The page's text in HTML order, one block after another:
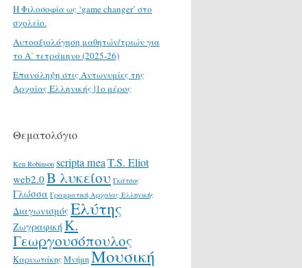
H Φιλοσοφία ως ‘game changer’ στο
σχολείο.
Αυτοαξιολόγηση μαθητών/τριών για
το Α΄ τετράμηνο (2025-26)
Επανάληψη στις Αντωνυμίες της
Αρχαίας Ελληνικής |1ο μέρος
Θεματολόγιο
Ken Robinson scripta meaT.S. Eliot
web2.0 Β λυκείου Γκάτσος
Γλώσσα Γραμματική Αρχαίας Ελληνικής
ΔιαγωνισμόςΕλύτης
Ζωγραφική Κ.
Γεωργουσόπουλος
ΚαρυωτάκηςΜνήμηΜουσική